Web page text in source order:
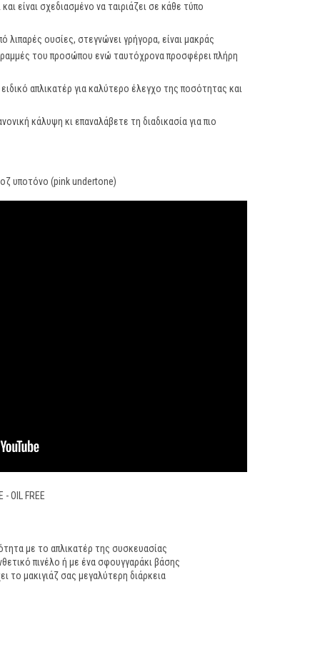
είναι σχεδιασμένο να ταιριάζει σε κάθε τύπο
ουσίες, στεγνώνει γρήγορα, είναι μακράς
γραμμές του προσώπου ενώ ταυτόχρονα προσφέρει πλήρη
απλικατέρ για καλύτερο έλεγχο της ποσότητας και
κάλυψη κι επαναλάβετε τη διαδικασία για πιο
υποτόνο (pink undertone)
- OIL FREE
με το απλικατέρ της συσκευασίας
πινέλο ή με ένα σφουγγαράκι βάσης
το μακιγιάζ σας μεγαλύτερη διάρκεια